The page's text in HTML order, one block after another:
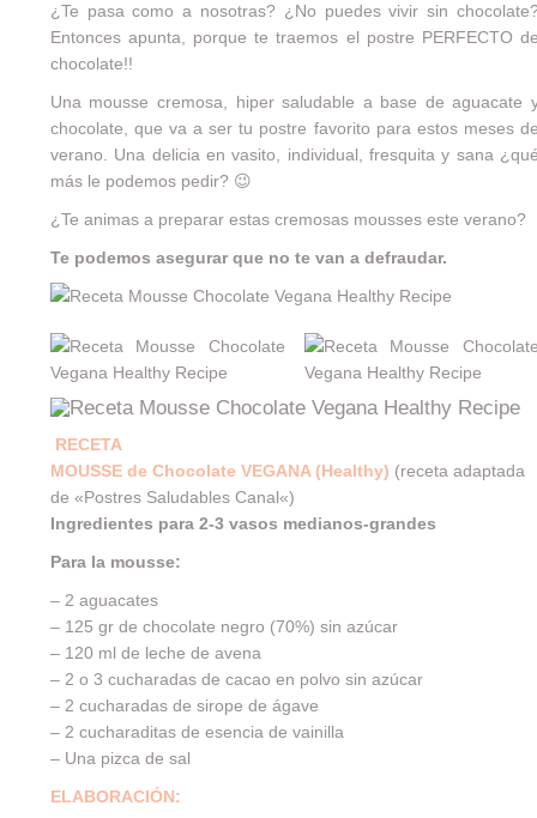
¿Te pasa como a nosotras? ¿No puedes vivir sin
Entonces apunta, porque te traemos el postre PERFECTO
chocolate!!
Una mousse cremosa, hiper saludable a base de aguacate
chocolate, que va a ser tu postre favorito para estos meses
verano. Una delicia en vasito, individual, fresquita y sana
más le podemos pedir? 😉
¿Te animas a preparar estas cremosas mousses este verano?
Te podemos asegurar que no te van a defraudar.
RECETA
MOUSSE de Chocolate VEGANA (Healthy) (receta adaptada
de «Postres Saludables Canal«)
Ingredientes para 2-3 vasos medianos-grandes
Para la mousse:
– 2 aguacates
– 125 gr de chocolate negro (70%) sin azúcar
– 120 ml de leche de avena
– 2 o 3 cucharadas de cacao en polvo sin azúcar
– 2 cucharadas de sirope de ágave
– 2 cucharaditas de esencia de vainilla
– Una pizca de sal
ELABORACIÓN: